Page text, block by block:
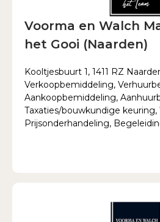
Voorma en Walch
het Gooi (Naarden)
Kooltjesbuurt 1, 1411 RZ
Verkoopbemiddeling,
Aankoopbemiddeling,
Taxaties/bouwkundige keuring,
Prijsonderhandeling,